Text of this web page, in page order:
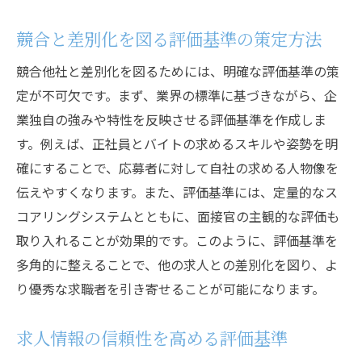
競合と差別化を図る評価基準の策定方法
競合他社と差別化を図るためには、明確な評価基準の策
定が不可欠です。まず、業界の標準に基づきながら、企
業独自の強みや特性を反映させる評価基準を作成しま
す。例えば、正社員とバイトの求めるスキルや姿勢を明
確にすることで、応募者に対して自社の求める人物像を
伝えやすくなります。また、評価基準には、定量的なス
コアリングシステムとともに、面接官の主観的な評価も
取り入れることが効果的です。このように、評価基準を
多角的に整えることで、他の求人との差別化を図り、よ
り優秀な求職者を引き寄せることが可能になります。
求人情報の信頼性を高める評価基準